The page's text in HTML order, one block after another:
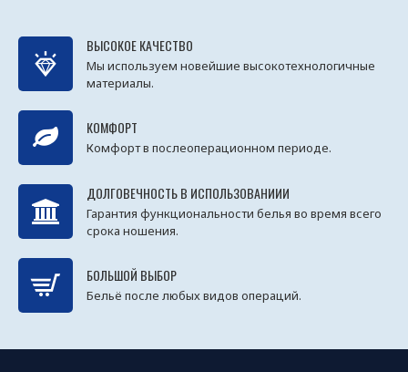
ВЫСОКОЕ КАЧЕСТВО
Мы используем новейшие высокотехнологичные
материалы.
КОМФОРТ
Комфорт в послеоперационном периоде.
ДОЛГОВЕЧНОСТЬ В ИСПОЛЬЗОВАНИИИ
Гарантия функциональности белья во время всего
срока ношения.
БОЛЬШОЙ ВЫБОР
Бельё после любых видов операций.